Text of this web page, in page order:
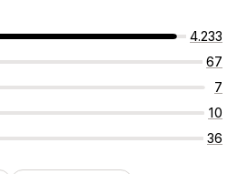
4.233
67
7
10
36